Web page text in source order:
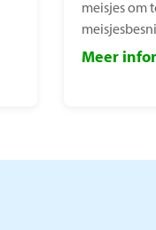
meisjes om
Meer